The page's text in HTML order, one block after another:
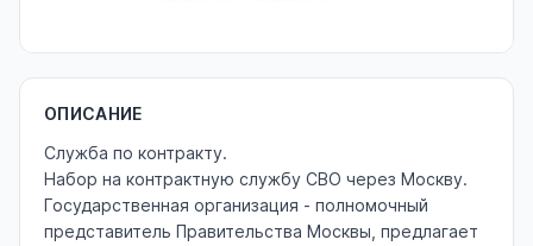
ОПИСАНИЕ
Служба по контракту.
Набор на контрактную службу СВО через Москву.
Государственная организация - полномочный
представитель Правительства Москвы, предлагает